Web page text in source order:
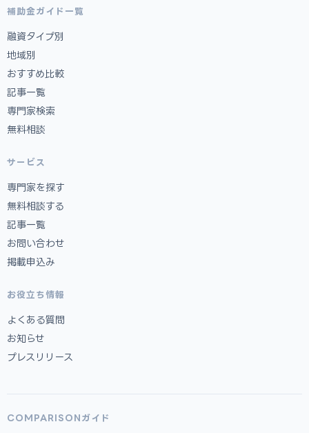
補助金ガイド一覧
融資タイプ別
地域別
おすすめ比較
記事一覧
専門家検索
無料相談
サービス
専門家を探す
無料相談する
記事一覧
お問い合わせ
掲載申込み
お役立ち情報
よくある質問
お知らせ
プレスリリース
COMPARISONガイド